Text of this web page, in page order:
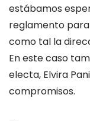
estábamos
reglamento
como tal la
En este caso
electa, Elvira
compromisos.